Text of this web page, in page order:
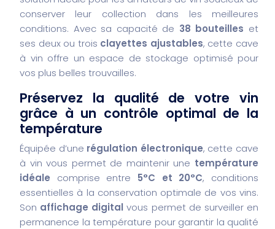
conserver leur collection dans les meilleures
conditions. Avec sa capacité de 38 bouteilles et
ses deux ou trois clayettes ajustables, cette cave
à vin offre un espace de stockage optimisé pour
vos plus belles trouvailles.
Préservez la qualité de votre vin
grâce à un contrôle optimal de la
température
Équipée d’une régulation électronique, cette cave
à vin vous permet de maintenir une température
idéale comprise entre 5°C et 20°C, conditions
essentielles à la conservation optimale de vos vins.
Son affichage digital vous permet de surveiller en
permanence la température pour garantir la qualité